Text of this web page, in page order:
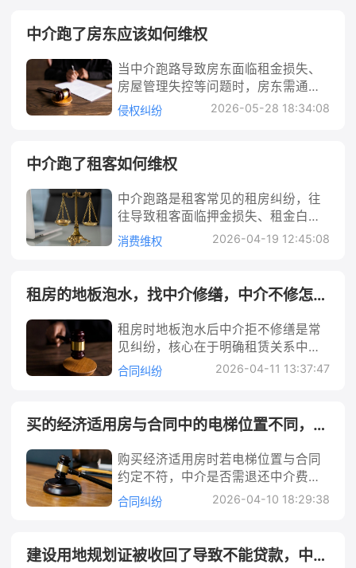
录、聊天记录等），然后通过报警
（刑事诈骗）、向监管部门投诉（人
社、市场监管）、提起民事诉讼等途
径追索损失。法律上，中介欺诈可能
构成民事欺诈或刑事诈骗，受害者可
主张返还费用、赔偿实际损失。本文
劳务中介诈骗如何维权 劳务中介本应
部分不良中介为牟取暴利，通过虚构
岗位信息、夸大薪资待遇、收取“保证
金”“安置费”后失联或推诿等方式实施
保证”承诺，结果不仅没找到工作，还
损失了钱财。例如，求职者小李通过
某中介找工作，被要求缴纳2000元
“体检费”和3000元“岗位预留费”，之
无法联系，这就是典型的劳务中介诈
务中介诈骗的法律性质需根据具体行
骗两种情形。 从民事角度看，若中介
在提供服务时故意隐瞒真实信息（如
岗位不存在、薪资与承诺不符）或虚
订合同，构成《民法典》中的“欺
中介跑了房东应该如何维权
当中介跑路导致房东面临租金损失、
房屋管理失控等问题时，房东需通过
法律途径维权。首先需明确中介与房
东的合同关系（委托或居间），收集
分中介行为是民事违约还是刑事诈
骗。可通过与租客协商、向监管部门
投诉、报警或诉讼等方式解决，同时
依据《民法典》等法律主张赔偿，包
括未付租金、空置损失及维权费用
等。 中介跑了房东应该如何维权 在房
管”“包租”等名义与房东签订合同，收
付，甚至卷款失联，导致房东既收不
到租金，又可能面临租客已付租金拒
绝搬离的困境。例如，房东张先生将
后，仅支付张先生1个月租金便失联，
张先生不仅损失5.5万元租金，还需处
理租客的居住问题。此类纠纷涉及合
同违约、财产损失甚至刑事诈骗，房
律解析： 房东与中介之间的法律关系
付）或居间合同（中介仅促成房东与
侵权纠纷 2026-05-28 18:34:08
中介跑了租客如何维权
中介跑路是租客常见的租房纠纷，往
往导致租客面临押金损失、租金白
交、被房东驱赶等问题。维权需先明
确法律关系，收集合同、付款凭证等
担，同时可向住建部门投诉、报警追
究中介责任，必要时通过诉讼主张赔
偿。核心是通过合法途径固定证据、
明确责任主体，最大程度减少损失。
中介跑了租客如何维权 在租房市场
中，“中介跑路”已成为困扰租客的高
东支付租金便突然失联，导致房东因
客已支付费用却无法继续居住，陷入
“钱房两空”的困境。例如，租客小王
通过中介租了一套房，一次性支付了
收到租金要求小王搬走，小王既无法
消费维权 2026-04-19 12:45:08
租房的地板泡水，找中介修缮，中介不修怎么办
租房时地板泡水后中介拒不修缮是常
见纠纷，核心在于明确租赁关系中维
修责任主体及解决路径。本文结合
《民法典》相关规定，从合同约定、
商、投诉、诉讼等阶梯式解决方案，
同时解析中介角色（居间/托管）对责
任的影响，帮助租客在中介不修时通
过合法途径维护权益，包括自行维修
后追偿的具体操作及赔偿计算方法。
租房的地板泡水，找中介修缮，中介
第一时间联系中介要求修缮，却常遭
合同纠纷 2026-04-11 13:37:47
买的经济适用房与合同中的电梯位置不同，中介费怎么退
购买经济适用房时若电梯位置与合同
约定不符，中介是否需退还中介费需
结合其是否尽到信息核实及如实报告
义务。若中介未核实房屋实际情况或
要求退还中介费。解决途径包括协
商、投诉、仲裁或诉讼，具体需依据
合同纠纷 2026-04-10 18:29:38
建设用地规划证被收回了导致不能贷款，中介费该怎么退